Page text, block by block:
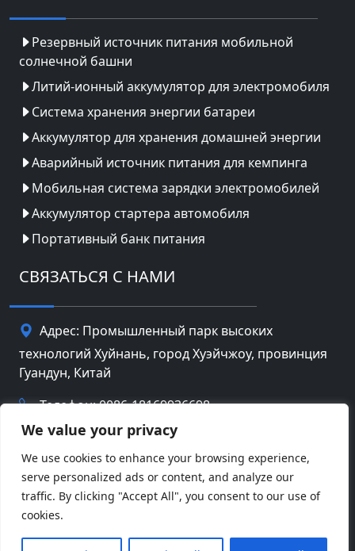
We value your privacy
We use cookies to enhance your browsing experience,
serve personalized ads or content, and analyze our
traffic. By clicking "Accept All", you consent to our use of
cookies.
Резервный источник питания мобильной
солнечной башни
Литий-ионный аккумулятор для электромобиля
Система хранения энергии батареи
Аккумулятор для хранения домашней энергии
Аварийный источник питания для кемпинга
Мобильная система зарядки электромобилей
Аккумулятор стартера автомобиля
Портативный банк питания
СВЯЗАТЬСЯ С НАМИ
Адрес: Промышленный парк высоких
технологий Хуйнань, город Хуэйчжоу, провинция
Гуандун, Китай
Телефон: 0086-18169936698
info@jbbatterychina.com
Политика конфиденциальности
Technology Limited. Все права защищены.